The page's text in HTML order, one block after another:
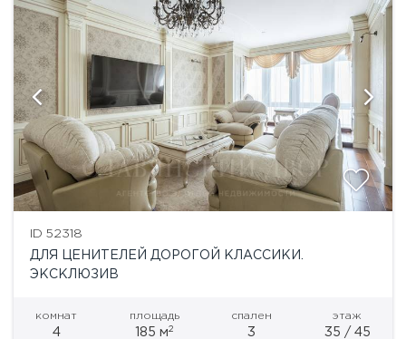
ID 52318
ДЛЯ ЦЕНИТЕЛЕЙ ДОРОГОЙ КЛАССИКИ.
ЭКСКЛЮЗИВ
комнат
4
площадь
185 м2
спален
3
этаж
35 / 45